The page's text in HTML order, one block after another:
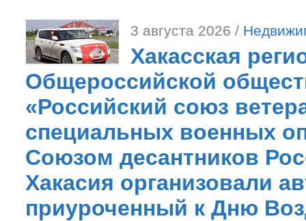
3 августа 2026 /
Хакасская
Общероссийской
«Российский союз
специальных военных
Союзом десантников
Хакасия организовали
приуроченный к Дню